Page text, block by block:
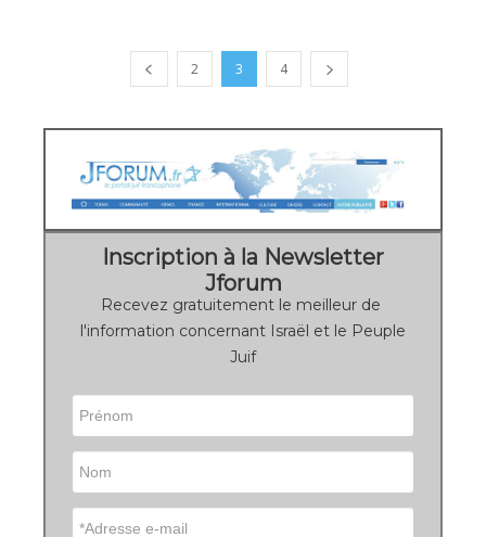
2 3 4
Inscription à la Newsletter
Jforum
Recevez gratuitement le meilleur de
l'information concernant Israël et le Peuple
Juif